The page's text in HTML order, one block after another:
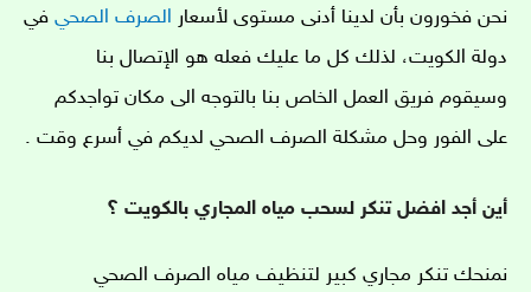
نحن فخورون بأن لدينا أدنى مستوى لأسعار الصرف الصحي في
دولة الكويت، لذلك كل ما عليك فعله هو الإتصال بنا
وسيقوم فريق العمل الخاص بنا بالتوجه الى مكان تواجدكم
على الفور وحل مشكلة الصرف الصحي لديكم في أسرع وقت .
أين أجد افضل تنكر لسحب مياه المجاري بالكويت ؟
نمنحك تنكر مجاري كبير لتنظيف مياه الصرف الصحي